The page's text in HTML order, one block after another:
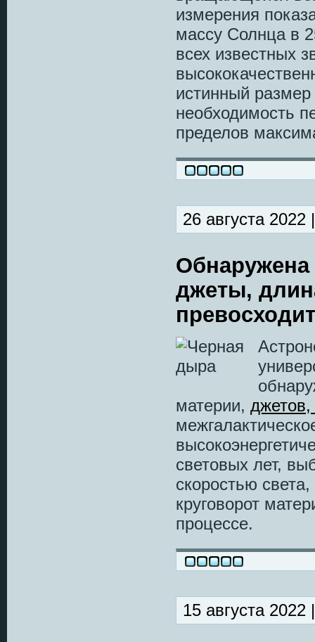
измерения
массу Солнца в
всех известных
истинный
необходимость
пределов
26 августа 2022
джеты,
материи,
световых лет,
скоростью
круговорот
процессе.
15 августа 2022